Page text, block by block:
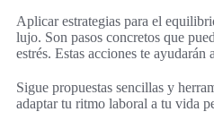
Aplicar estrategias para el
lujo. Son pasos concretos que
estrés. Estas acciones te
Sigue propuestas sencillas y
adaptar tu ritmo laboral a tu vida